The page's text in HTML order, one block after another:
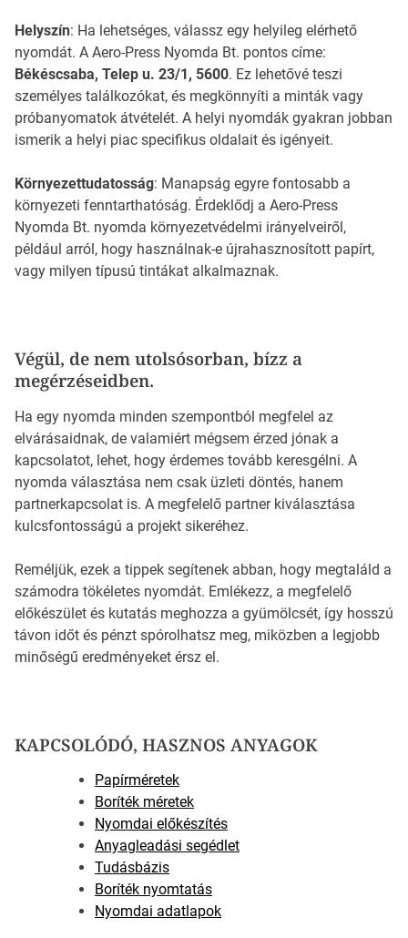
Helyszín: Ha lehetséges, válassz egy helyileg elérhető
nyomdát. A Aero-Press Nyomda Bt. pontos címe:
Békéscsaba, Telep u. 23/1, 5600. Ez lehetővé teszi
személyes találkozókat, és megkönnyíti a minták vagy
próbanyomatok átvételét. A helyi nyomdák gyakran jobban
ismerik a helyi piac specifikus oldalait és igényeit.
Környezettudatosság: Manapság egyre fontosabb a
környezeti fenntarthatóság. Érdeklődj a Aero-Press
Nyomda Bt. nyomda környezetvédelmi irányelveiről,
például arról, hogy használnak-e újrahasznosított papírt,
vagy milyen típusú tintákat alkalmaznak.
Végül, de nem utolsósorban, bízz a
megérzéseidben.
Ha egy nyomda minden szempontból megfelel az
elvárásaidnak, de valamiért mégsem érzed jónak a
kapcsolatot, lehet, hogy érdemes tovább keresgélni. A
nyomda választása nem csak üzleti döntés, hanem
partnerkapcsolat is. A megfelelő partner kiválasztása
kulcsfontosságú a projekt sikeréhez.
Reméljük, ezek a tippek segítenek abban, hogy megtaláld a
számodra tökéletes nyomdát. Emlékezz, a megfelelő
előkészület és kutatás meghozza a gyümölcsét, így hosszú
távon időt és pénzt spórolhatsz meg, miközben a legjobb
minőségű eredményeket érsz el.
KAPCSOLÓDÓ, HASZNOS ANYAGOK
Papírméretek
Boríték méretek
Nyomdai előkészítés
Anyagleadási segédlet
Tudásbázis
Boríték nyomtatás
Nyomdai adatlapok